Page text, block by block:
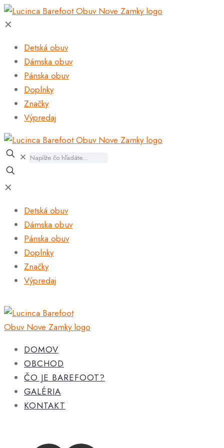
✕
Detská obuv
Dámska obuv
Pánska obuv
Doplnky
Značky
Výpredaj
✕
✕
Detská obuv
Dámska obuv
Pánska obuv
Doplnky
Značky
Výpredaj
DOMOV
OBCHOD
ČO JE BAREFOOT?
GALÉRIA
KONTAKT